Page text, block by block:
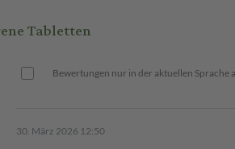
täglich 1 überzogene Tablette
3 Tagen festgestellt oder
Anwendung ohne ärztlichen
Tabletten
Bewertungen nur in der aktuellen Sprache
30. März 2026 12:50